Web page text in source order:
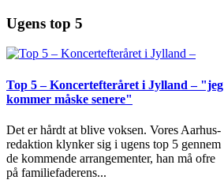
Ugens top 5
Top 5 – Koncertefteråret i Jylland – "jeg
kommer måske senere"
Det er hårdt at blive voksen. Vores Aarhus-
redaktion klynker sig i ugens top 5 gennem
de kommende arrangementer, han må ofre
på familiefaderens...